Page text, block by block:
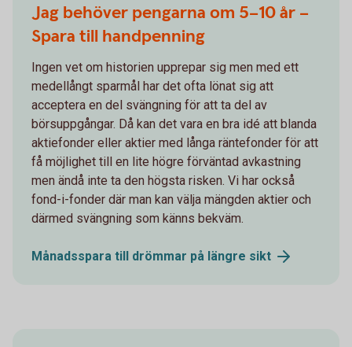
Jag behöver pengarna om 5–10 år –
Spara till handpenning
Ingen vet om historien upprepar sig men med ett
medellångt sparmål har det ofta lönat sig att
acceptera en del svängning för att ta del av
börsuppgångar. Då kan det vara en bra idé att blanda
aktiefonder eller aktier med långa räntefonder för att
få möjlighet till en lite högre förväntad avkastning
men ändå inte ta den högsta risken. Vi har också
fond-i-fonder där man kan välja mängden aktier och
därmed svängning som känns bekväm.
Månadsspara till drömmar på längre sikt